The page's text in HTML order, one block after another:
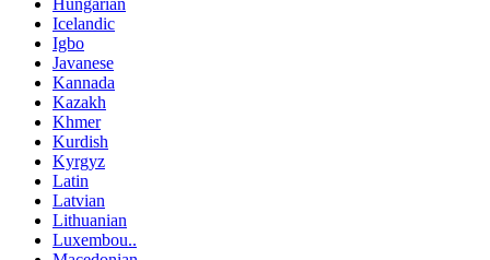
Icelandic
Igbo
Javanese
Kannada
Kazakh
Khmer
Kurdish
Kyrgyz
Latin
Latvian
Lithuanian
Luxembou..